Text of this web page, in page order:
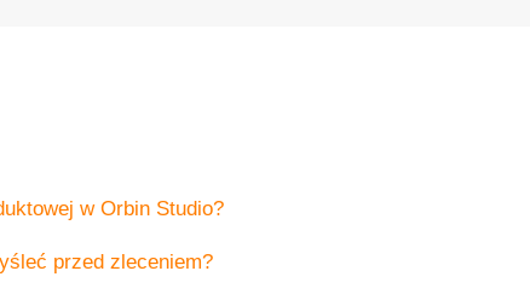
w Orbin Studio?
przed zleceniem?